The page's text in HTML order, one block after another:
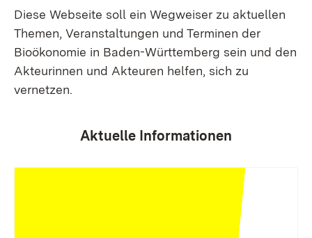
Diese Webseite soll ein Wegweiser zu aktuellen
Themen, Veranstaltungen und Terminen der
Bioökonomie in Baden-Württemberg sein und den
Akteurinnen und Akteuren helfen, sich zu
vernetzen.
Aktuelle Informationen